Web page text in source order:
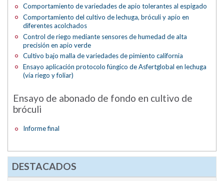
Comportamiento de variedades de apio tolerantes al espigado
Comportamiento del cultivo de lechuga, bróculi y apio en
diferentes acolchados
Control de riego mediante sensores de humedad de alta
precisión en apio verde
Cultivo bajo malla de variedades de pimiento california
Ensayo aplicación protocolo fúngico de Asfertglobal en lechuga
(vía riego y foliar)
Ensayo de abonado de fondo en cultivo de
bróculi
Informe final
DESTACADOS